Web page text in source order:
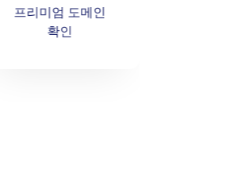
프리미엄 도메인
확인